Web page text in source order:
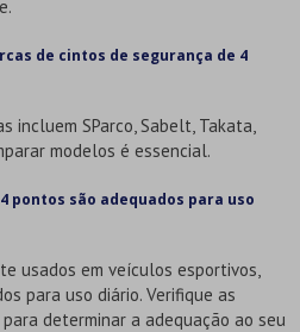
de cintos de segurança de 4
incluem SParco, Sabelt, Takata,
modelos é essencial.
pontos são adequados para uso
usados em veículos esportivos,
para uso diário. Verifique as
determinar a adequação ao seu